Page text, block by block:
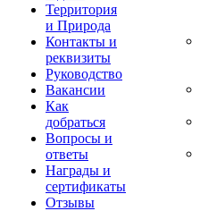
Территория
и Природа
Контакты и
реквизиты
Руководство
Вакансии
Как
добраться
Вопросы и
ответы
Награды и
сертификаты
Отзывы